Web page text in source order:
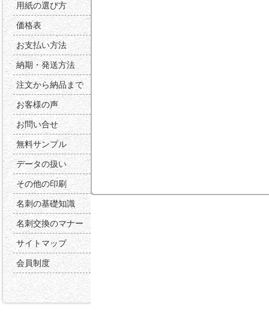
用紙の選び方
価格表
お支払い方法
納期・発送方法
注文から納品まで
お客様の声
お問い合せ
無料サンプル
データの扱い
その他の印刷
名刺の基礎知識
名刺交換のマナー
サイトマップ
会員制度